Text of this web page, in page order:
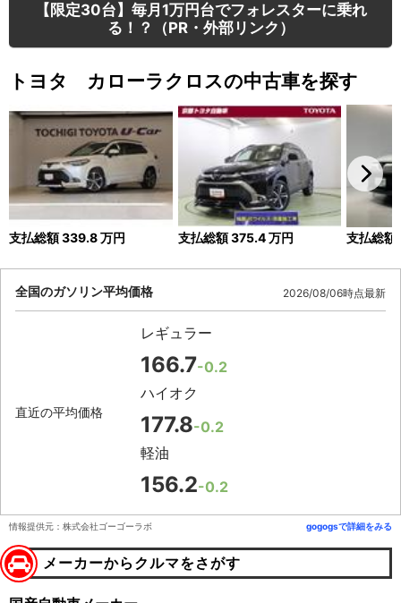
【限定30台】毎月1万円台でフォレスターに乗れ
る！？（PR・外部リンク）
トヨタ カローラクロスの中古車を探す
支払総額339.8万円 支払総額375.4万円 支払総額
全国のガソリン平均価格 2026/08/06時点最新
直近の平均価格
レギュラー
166.7-0.2
ハイオク
177.8-0.2
軽油
156.2-0.2
情報提供元：株式会社ゴーゴーラボ gogogsで詳細をみる
メーカーからクルマをさがす